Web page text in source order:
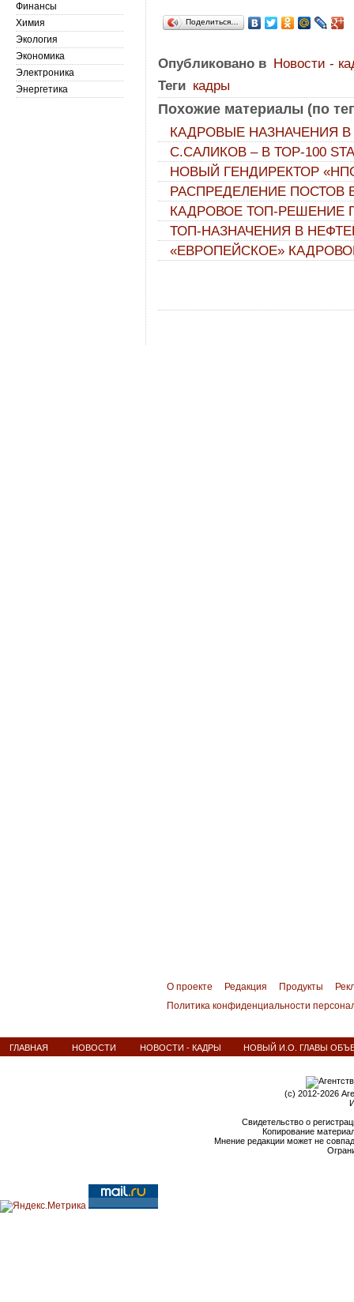
Поделиться…
Опубликовано в Новости -
Теги кадры
Похожие материалы (по
КАДРОВЫЕ НАЗНАЧЕНИЯ В
С.САЛИКОВ – В ТОР-100
НОВЫЙ ГЕНДИРЕКТОР
РАСПРЕДЕЛЕНИЕ
КАДРОВОЕ ТОП-РЕШЕНИЕ
ТОП-НАЗНАЧЕНИЯ В
«ЕВРОПЕЙСКОЕ»
Финансы
Химия
Экология
Экономика
Электроника
Энергетика
О проекте Редакция Продукты
Политика конфиденциальности
ГЛАВНАЯ НОВОСТИ НОВОСТИ - КАДРЫ НОВЫЙ И.О. ГЛАВЫ
(c) 2012-2026
Свидетельство о
Копирование
Мнение редакции может не